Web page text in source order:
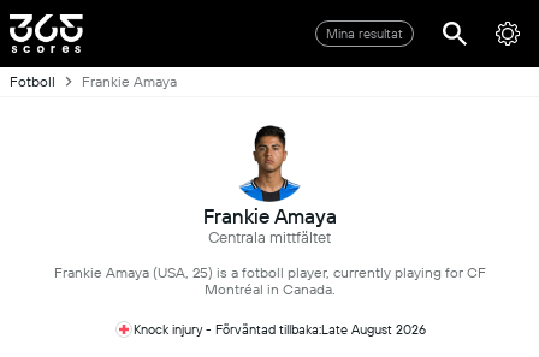
Mina resultat
Fotboll Frankie Amaya
Frankie Amaya
Centrala mittfältet
Frankie Amaya (USA, 25) is a fotboll player, currently playing for CF
Montréal in Canada.
Knock injury - Förväntad tillbaka:Late August 2026